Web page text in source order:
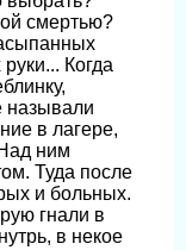
смертью?
Когда
называли
в лагере,
ним
Туда после
и больных.
гнали в
в некое